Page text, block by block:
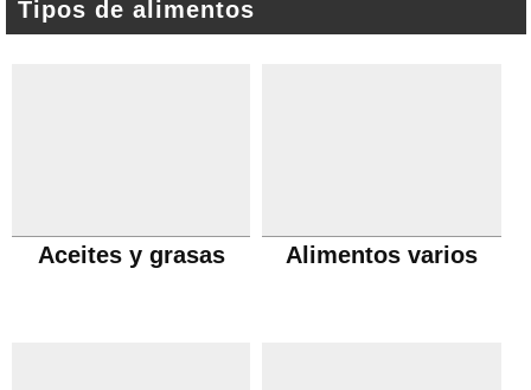
Tipos de alimentos
Aceites y grasas Alimentos varios